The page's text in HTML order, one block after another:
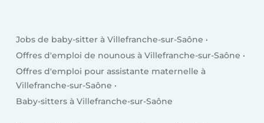
Jobs de baby-sitter à Villefranche-sur-Saône
Offres d'emploi de nounous à Villefranche-sur-Saône
Offres d'emploi pour assistante maternelle à
Villefranche-sur-Saône
Baby-sitters à Villefranche-sur-Saône